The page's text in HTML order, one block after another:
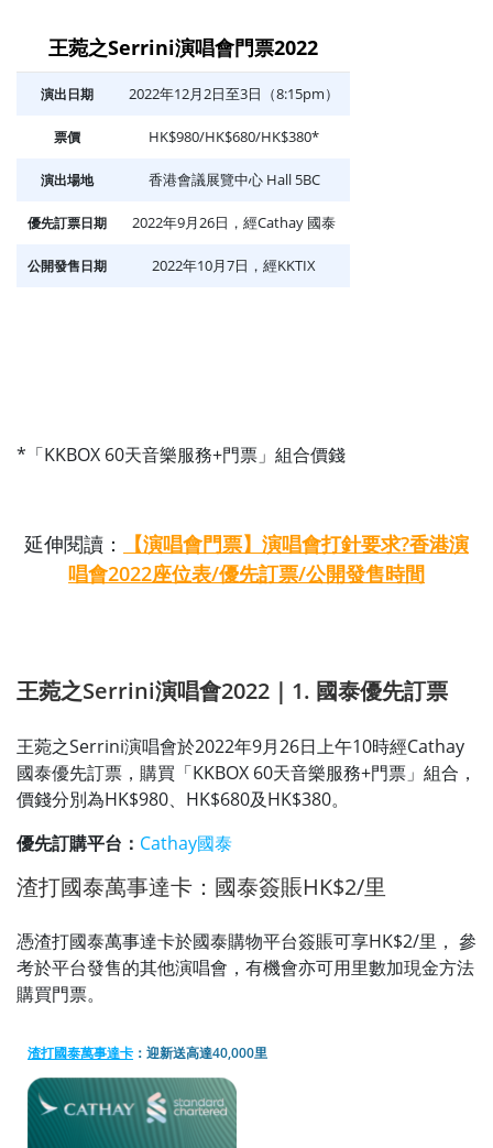
王菀之Serrini演唱會門票2022
演出日期 2022年12月2日至3日（8:15pm）
票價 HK$980/HK$680/HK$380*
演出場地 香港會議展覽中心 Hall 5BC
優先訂票日期 2022年9月26日，經Cathay 國泰
公開發售日期 2022年10月7日，經KKTIX
*「KKBOX 60天音樂服務+門票」組合價錢
延伸閱讀：
【演唱會門票】演唱會打針要求?香港演
唱會2022座位表/優先訂票/公開發售時間
王菀之Serrini演唱會2022｜1. 國泰優先訂票
王菀之Serrini演唱會於2022年9月26日上午10時經Cathay
國泰優先訂票，購買「KKBOX 60天音樂服務+門票」組合，
價錢分別為HK$980、HK$680及HK$380。
優先訂購平台： Cathay國泰
渣打國泰萬事達卡：國泰簽賬HK$2/里
憑渣打國泰萬事達卡於國泰購物平台簽賬可享HK$2/里， 參
考於平台發售的其他演唱會，有機會亦可用里數加現金方法
購買門票。
渣打國泰萬事達卡 ：迎新送高達40,000里